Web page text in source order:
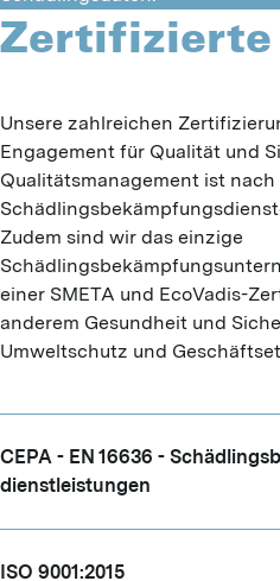
Zertifizierte
Unsere zahlreichen
Engagement für Qualität und
Qualitätsmanagement ist nach
Zudem sind wir das einzige
einer SMETA und EcoVadis-
anderem Gesundheit und
Umweltschutz und
CEPA - EN 16636 -
dienstleistungen
ISO 9001:2015